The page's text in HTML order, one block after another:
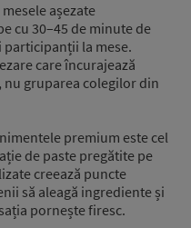
așezate
cu 30–45 de minute de
la mese.
care încurajează
gruparea colegilor din
premium este cel
de paste pregătite pe
creează puncte
să aleagă ingrediente și
pornește firesc.